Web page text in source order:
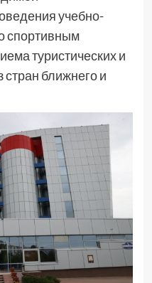
учебно-
спортивным
туристических и
стран ближнего и